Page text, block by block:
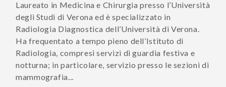
Laureato in Medicina e Chirurgia presso l’Università
degli Studi di Verona ed è specializzato in
Radiologia Diagnostica dell’Università di Verona.
Ha frequentato a tempo pieno dell’Istituto di
Radiologia, compresi servizi di guardia festiva e
notturna; in particolare, servizio presso le sezioni di
mammografia...